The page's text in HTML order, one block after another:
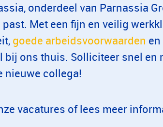
onderdeel van Parnassia
Met een fijn en veilig
goede arbeidsvoorwaarden en
bij ons thuis. Solliciteer snel
nieuwe collega!
vacatures of lees meer